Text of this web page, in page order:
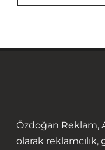
Özdoğan Reklam,
olarak reklamcılık,